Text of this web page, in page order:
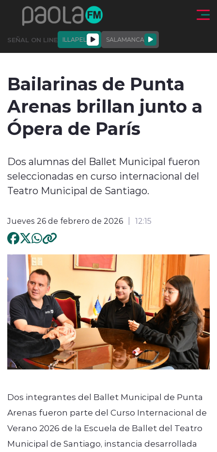
Click acá para ir directamente al contenido
SEÑAL ON LINE ILLAPEL SALAMANCA
ACTUALIDAD
Bailarinas de Punta
Arenas brillan junto a
Ópera de París
Dos alumnas del Ballet Municipal fueron
seleccionadas en curso internacional del
Teatro Municipal de Santiago.
Jueves 26 de febrero de 2026 12:15
Dos integrantes del Ballet Municipal de Punta
Arenas fueron parte del Curso Internacional de
Verano 2026 de la Escuela de Ballet del Teatro
Municipal de Santiago, instancia desarrollada